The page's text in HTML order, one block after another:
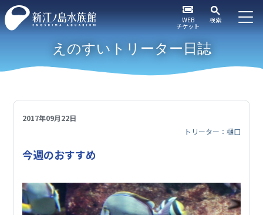
WEB
チケット
検索
えのすいトリーター日誌
2017年09月22日
トリーター：樋口
今週のおすすめ